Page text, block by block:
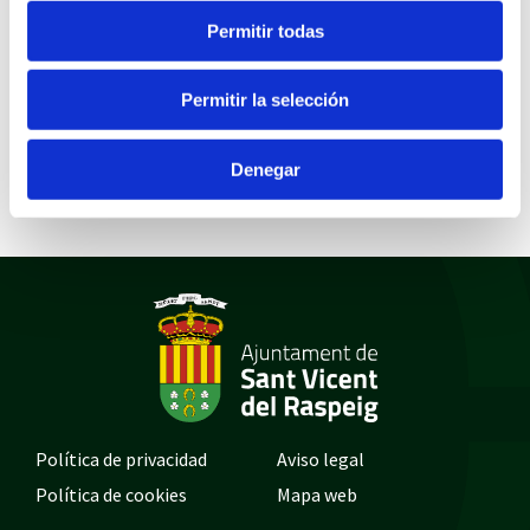
Permitir todas
Permitir la selección
Denegar
presentarse a la prueba del nivel, que anualmente convoca la
Junta Qualificadora de Coneixements de Valencià.
PLAZO DE SOLICITUD
Abierto desde 01-10-2024 09:00:00h
Política de privacidad
Aviso legal
Política de cookies
Mapa web